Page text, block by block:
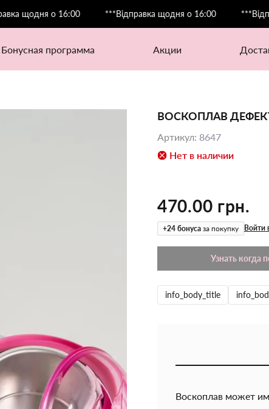
о 16:00 ***Відправка щодня о 16:00 ***Відправка
бонусная программа акции
ВОСКОПЛАВ
Артикул: 8647
Нет в наличии
470.00 грн.
+24 бонуса за покупку Войти
Узнать когда
info_body_title
Воскоплав может